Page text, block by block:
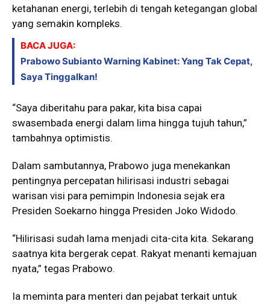
ketahanan energi, terlebih di tengah ketegangan global
yang semakin kompleks.
BACA JUGA:
Prabowo Subianto Warning Kabinet: Yang Tak Cepat,
Saya Tinggalkan!
“Saya diberitahu para pakar, kita bisa capai
swasembada energi dalam lima hingga tujuh tahun,”
tambahnya optimistis.
Dalam sambutannya, Prabowo juga menekankan
pentingnya percepatan hilirisasi industri sebagai
warisan visi para pemimpin Indonesia sejak era
Presiden Soekarno hingga Presiden Joko Widodo.
“Hilirisasi sudah lama menjadi cita-cita kita. Sekarang
saatnya kita bergerak cepat. Rakyat menanti kemajuan
nyata,” tegas Prabowo.
Ia meminta para menteri dan pejabat terkait untuk